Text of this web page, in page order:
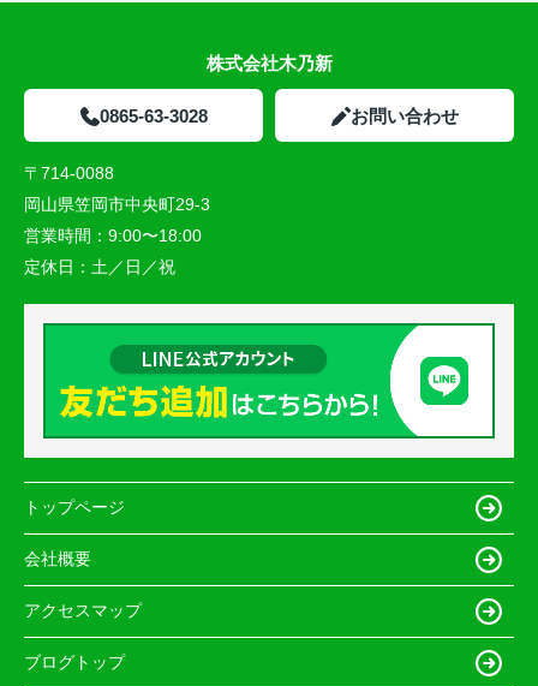
株式会社木乃新
0865-63-3028 お問い合わせ
〒714-0088
岡山県笠岡市中央町29-3
営業時間： 9:00〜18:00
定休日： 土／日／祝
トップページ
会社概要
アクセスマップ
ブログトップ